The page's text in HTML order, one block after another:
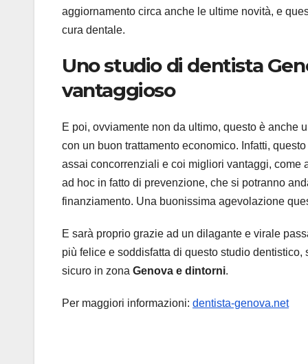
aggiornamento circa anche le ultime novità, e
cura dentale.
Uno studio di dentista
vantaggioso
E poi, ovviamente non da ultimo, questo è anche
con un buon trattamento economico. Infatti,
assai concorrenziali e coi migliori vantaggi, come
ad hoc in fatto di prevenzione, che si potranno
finanziamento. Una buonissima agevolazione
E sarà proprio grazie ad un dilagante e virale
più felice e soddisfatta di questo studio
sicuro in zona Genova e dintorni.
Per maggiori informazioni: dentista-genova.net